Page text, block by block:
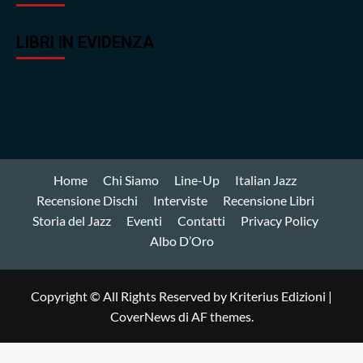
LIBRI IN EVIDENZA
Home Chi Siamo Line-Up
Italian Jazz
Recensione Dischi
Interviste
Recensione Libri
Storia del Jazz
Eventi Contatti
Privacy Policy
Albo D’Oro
Copyright © All Rights Reserved by Kriterius Edizioni |
CoverNewsdi AF themes.